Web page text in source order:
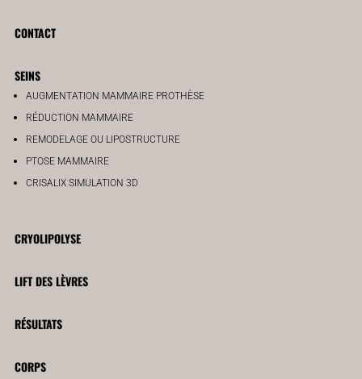
CONTACT
SEINS
AUGMENTATION MAMMAIRE PROTHÈSE
RÉDUCTION MAMMAIRE
REMODELAGE OU LIPOSTRUCTURE
PTOSE MAMMAIRE
CRISALIX SIMULATION 3D
CRYOLIPOLYSE
LIFT DES LÈVRES
RÉSULTATS
CORPS